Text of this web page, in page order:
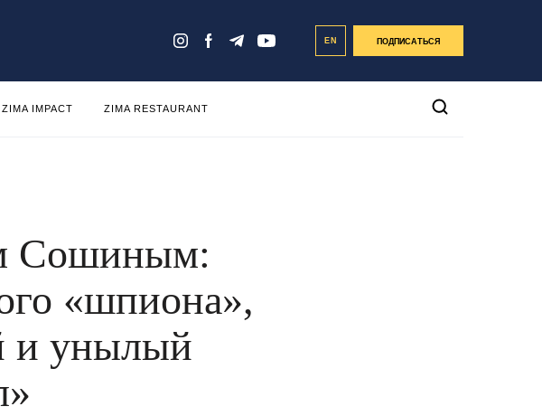
EN ПОДПИСАТЬСЯ
ZIMA IMPACT ZIMA RESTAURANT
Сошиным:
«шпиона»,
и унылый